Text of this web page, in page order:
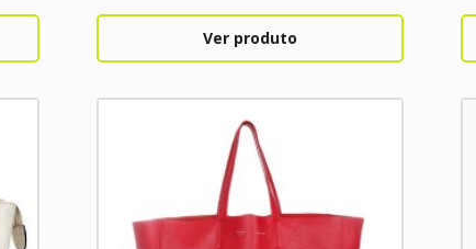
Ver produto